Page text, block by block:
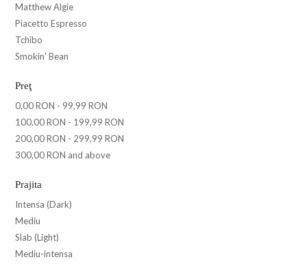
Matthew Algie
Piacetto Espresso
Tchibo
Smokin' Bean
Preţ
0,00 RON - 99,99 RON
100,00 RON - 199,99 RON
200,00 RON - 299,99 RON
300,00 RON and above
Prajita
Intensa (Dark)
Mediu
Slab (Light)
Mediu-intensa